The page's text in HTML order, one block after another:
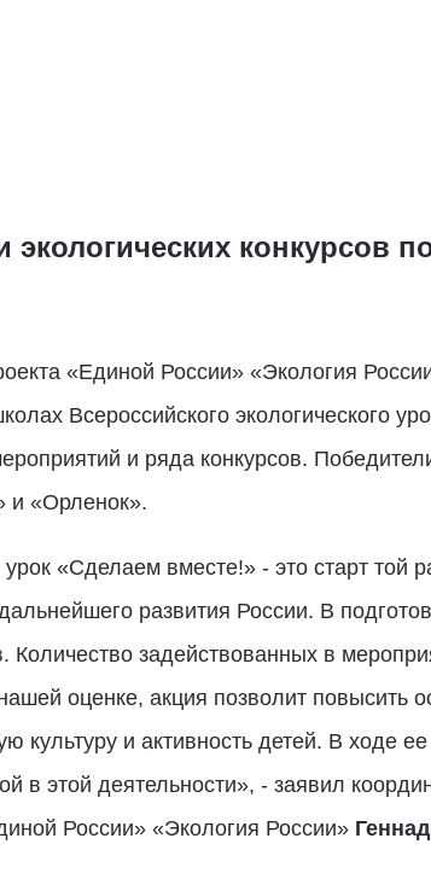
экологических конкурсов
«Единой России» «Экология
Всероссийского экологического
и ряда конкурсов.
и «Орленок».
«Сделаем вместе!» - это старт той
развития России. В
Количество задействованных в
оценке, акция позволит повысить
культуру и активность детей. В ходе
в этой деятельности», - заявил
России» «Экология России»